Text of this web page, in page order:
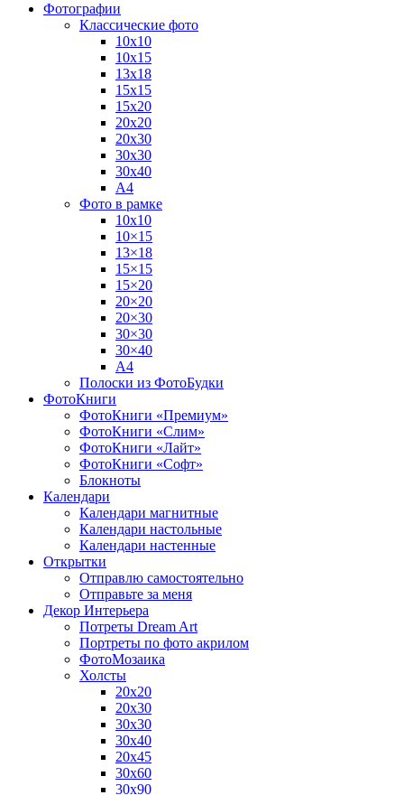
Фотографии
Классические фото
10х10
10х15
13х18
15х15
15х20
20х20
20х30
30х30
30х40
А4
Фото в рамке
10х10
10×15
13×18
15×15
15×20
20×20
20×30
30×30
30×40
A4
Полоски из ФотоБудки
ФотоКниги
ФотоКниги «Премиум»
ФотоКниги «Слим»
ФотоКниги «Лайт»
ФотоКниги «Софт»
Блокноты
Календари
Календари магнитные
Календари настольные
Календари настенные
Открытки
Отправлю самостоятельно
Отправьте за меня
Декор Интерьера
Потреты Dream Art
Портреты по фото акрилом
ФотоМозаика
Холсты
20х20
20х30
30х30
30х40
20х45
30х60
30х90